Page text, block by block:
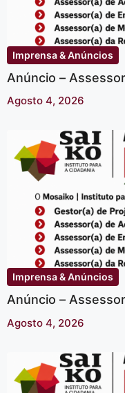
Imprensa & Anúncios
Anúncio –
Agosto 4, 2026
Imprensa & Anúncios
Anúncio –
Agosto 4, 2026